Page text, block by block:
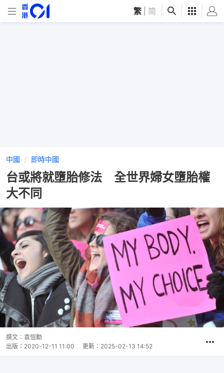
繁 简
中國 即時中國
台或將就墮胎修法 全世界婦女墮胎權
大不同
撰文： 袁愷勳
出版： 2020-12-11 11:00 更新： 2025-02-13 14:52